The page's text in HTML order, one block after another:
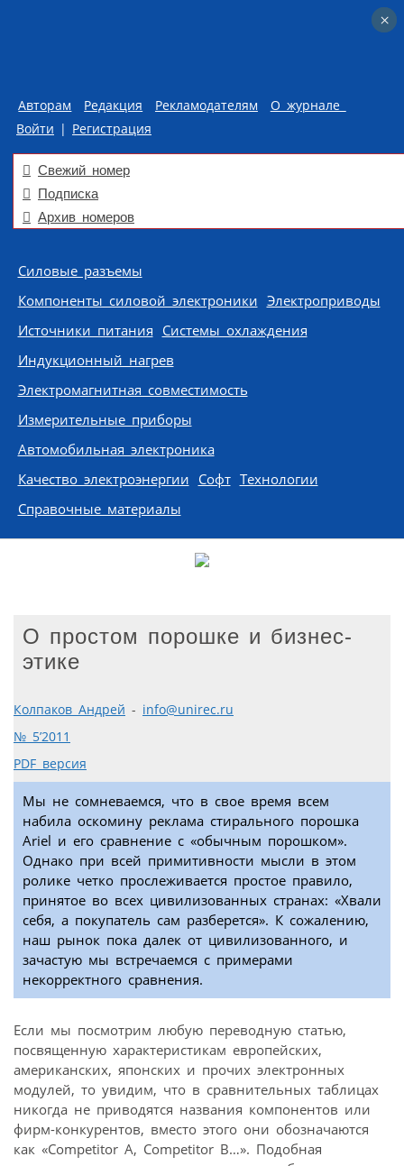
Авторам Редакция Рекламодателям
О журнале
Войти | Регистрация
Свежий номер
Подписка
Архив номеров
Skip to content
Силовые разъемы
Компоненты силовой электроники Электроприводы
Источники питания Системы охлаждения
Индукционный нагрев
Электромагнитная совместимость
Измерительные приборы
Автомобильная электроника
Качество электроэнергии Софт Технологии
Справочные материалы
О простом порошке и бизнес-
этике
Колпаков Андрей - info@unirec.ru
№ 5’2011
PDF версия
Мы не сомневаемся, что в свое время всем
набила оскомину реклама стирального порошка
Ariel и его сравнение с «обычным порошком».
Однако при всей примитивности мысли в этом
ролике четко прослеживается простое правило,
принятое во всех цивилизованных странах: «Хвали
себя, а покупатель сам разберется». К сожалению,
наш рынок пока далек от цивилизованного, и
зачастую мы встречаемся с примерами
некорректного сравнения.
Если мы посмотрим любую переводную статью,
посвященную характеристикам европейских,
американских, японских и прочих электронных
модулей, то увидим, что в сравнительных таблицах
никогда не приводятся названия компонентов или
фирм-конкурентов, вместо этого они обозначаются
как «Competitor A, Competitor B…». Подобная
×
×